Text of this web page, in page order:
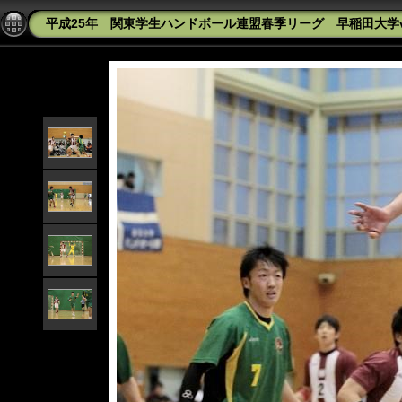
平成25年 関東学生ハンドボール連盟春季リーグ 早稲田大